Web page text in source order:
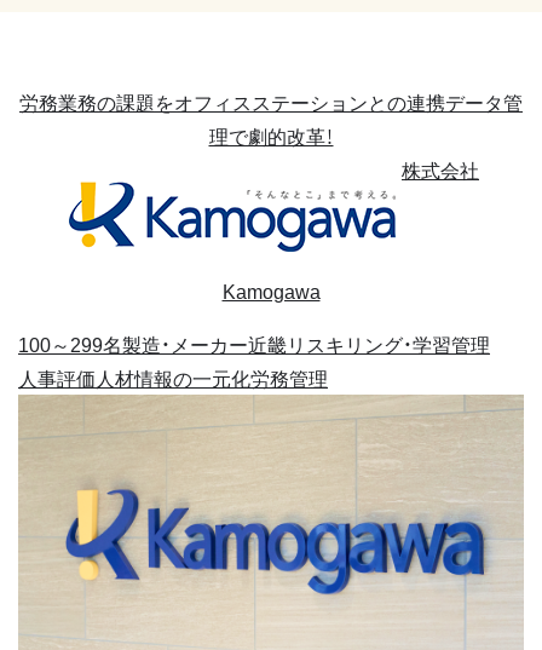
労務業務の課題をオフィスステーションとの連携データ管
理で劇的改革！
株式会社
Kamogawa
100～299名製造・メーカー近畿リスキリング・学習管理
人事評価人材情報の一元化労務管理